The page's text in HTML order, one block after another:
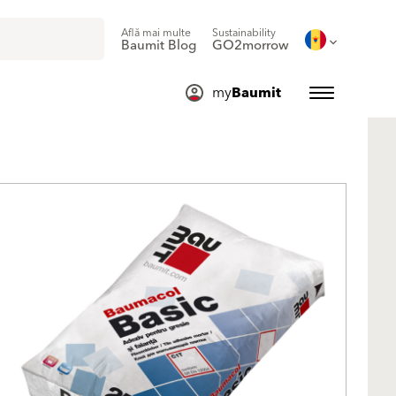
Află mai multe
Baumit Blog
Sustainability
GO2morrow
myBaumit